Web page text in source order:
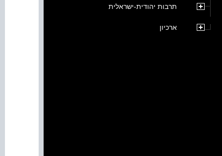
תרבות יהודית-ישראלית
ארכיון